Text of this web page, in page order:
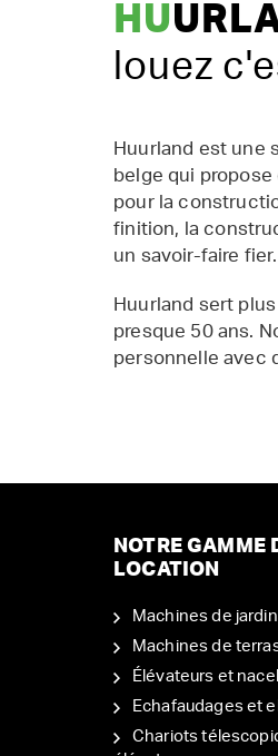
HU
louez
Huurland est une
belge qui
pour la
finition, la
un savoir-faire fier.
Huurland sert
presque 50 ans.
personnelle avec
NOTRE GAMME
LOCATION
Machines de
Machines de
Élévateurs et
Echafaudages et
Chariots